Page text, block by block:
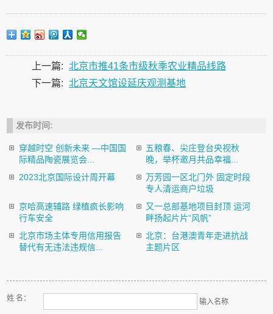
上一篇: 北京市推41条市级秋季农业精品线路
下一篇: 北京天文馆设延庆观测基地
发布时间:
穿越时空 创新未来 —中国国
际精品陶瓷展览会...
五粮春、尖庄登台央视秋
晚，举杯邀月共品幸福...
2023北京国际设计周开幕
万芳园一区北门外 固定时段
专人清运商户垃圾
京哈高速辅路 绿植疯长影响
行车安全
又一总部基地项目封顶 运河
畔扬起片片“风帆”
北京市场主体专用信用报告
替代有无违法违规信...
北京：台港澳青年走进抗战
主题片区
姓 名： 输入名称